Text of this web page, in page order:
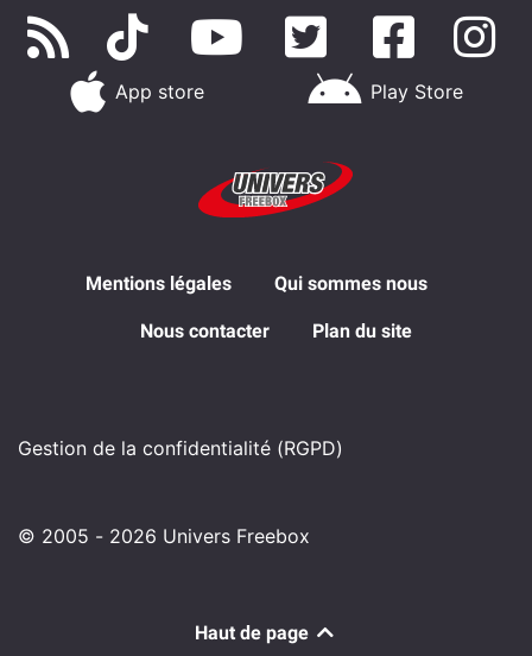
App store Play Store
Mentions légales Qui sommes nous
Nous contacter Plan du site
Gestion de la confidentialité (RGPD)
© 2005 - 2026 Univers Freebox
Haut de page